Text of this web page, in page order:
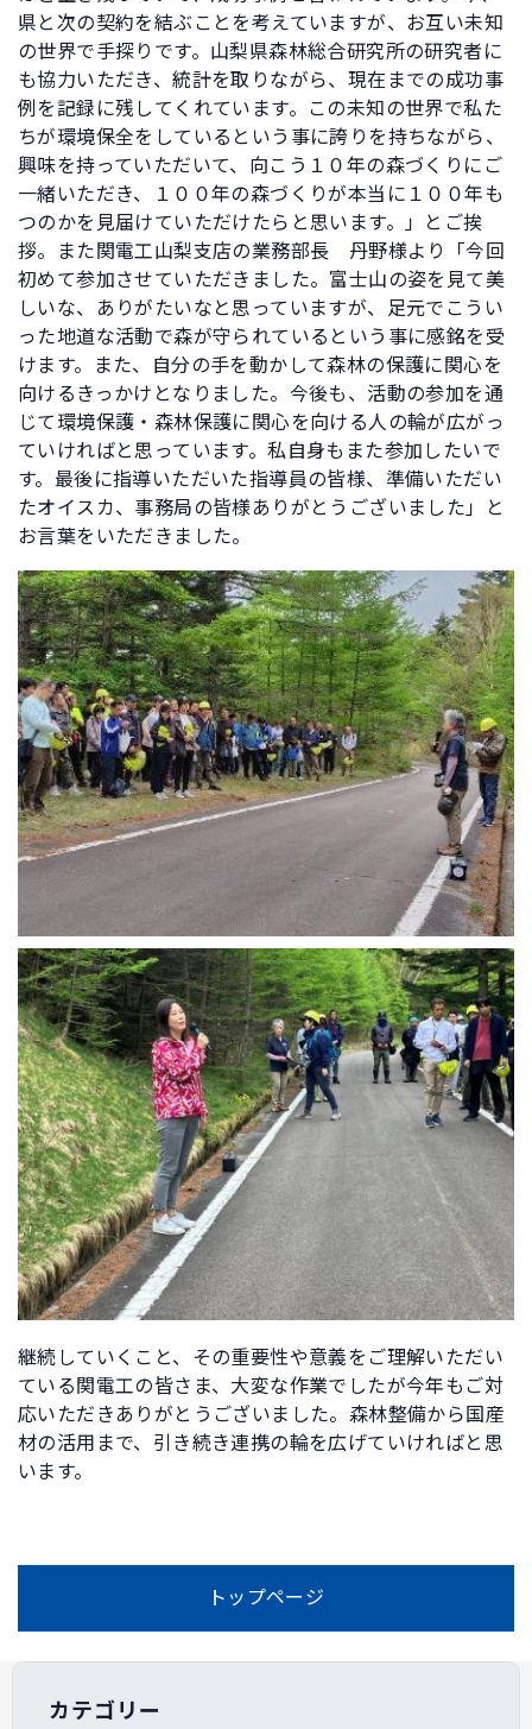
県と次の契約を結ぶことを考えていますが、お互い未知
の世界で手探りです。山梨県森林総合研究所の研究者に
も協力いただき、統計を取りながら、現在までの成功事
例を記録に残してくれています。この未知の世界で私た
ちが環境保全をしているという事に誇りを持ちながら、
興味を持っていただいて、向こう１０年の森づくりにご
一緒いただき、１００年の森づくりが本当に１００年も
つのかを見届けていただけたらと思います。」とご挨
拶。また関電工山梨支店の業務部長 丹野様より「今回
初めて参加させていただきました。富士山の姿を見て美
しいな、ありがたいなと思っていますが、足元でこうい
った地道な活動で森が守られているという事に感銘を受
けます。また、自分の手を動かして森林の保護に関心を
向けるきっかけとなりました。今後も、活動の参加を通
じて環境保護・森林保護に関心を向ける人の輪が広がっ
ていければと思っています。私自身もまた参加したいで
す。最後に指導いただいた指導員の皆様、準備いただい
たオイスカ、事務局の皆様ありがとうございました」と
お言葉をいただきました。
継続していくこと、その重要性や意義をご理解いただい
ている関電工の皆さま、大変な作業でしたが今年もご対
応いただきありがとうございました。森林整備から国産
材の活用まで、引き続き連携の輪を広げていければと思
います。
トップページ
カテゴリー